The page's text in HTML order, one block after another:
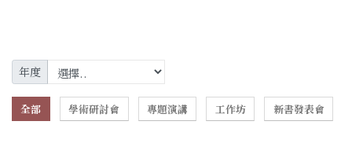
年度
全部 學術研討會 專題演講 工作坊 新書發表會